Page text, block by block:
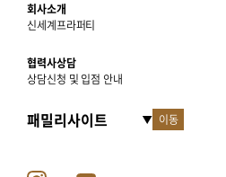
회사소개
신세계프라퍼티
협력사상담
상담신청 및 입점 안내
이동